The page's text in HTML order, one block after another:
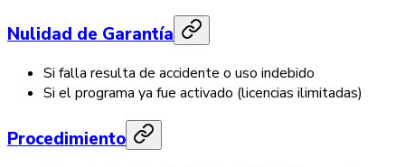
Nulidad de Garantía
Si falla resulta de accidente o uso indebido
Si el programa ya fue activado (licencias ilimitadas)
Procedimiento